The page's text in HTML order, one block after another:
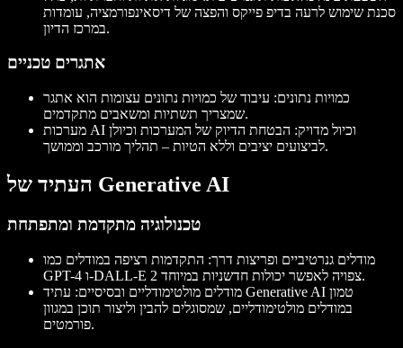
סכנת שימוש לרעה בדיפ פייקס והפצה של דיסאינפורמציה, עומדות
במרכז הדיון.
אתגרים טכניים
כמויות נתונים: עיבוד של כמויות נתונים עצומות הוא אתגר
שמצריך תשתיות ומשאבים מתקדמים.
מערכות AI וכיול מדויק: הבטחת הדיוק של המערכות וכיולן
לביצועים יציבים וללא הטיות – תהליך מורכב וממושך.
העתיד של Generative AI
טכנולוגיה מתקדמת ומתפתחת
מודלים גנרטיביים ופריצות דרך: התקדמות רציפה במודלים כמו
GPT-4 ו-DALL-E 2 צפויה לאפשר יכולות חדשניות במיוחד.
מודלים מולטימודליים ובסיסיים: עתיד Generative AI טמון
במודלים מולטימודליים, שמסוגלים להבין וליצור תוכן במגוון
פורמטים.